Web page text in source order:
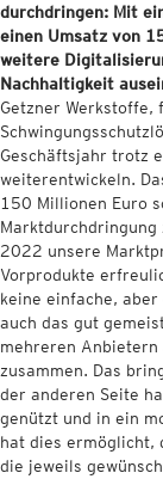
durchdringen: Mit
einen Umsatz von
weitere
Nachhaltigkeit
Getzner Werkstoffe,
Geschäftsjahr trotz
weiterentwickeln.
150 Millionen Euro
Marktdurchdringung
2022 unsere
Vorprodukte
keine einfache,
auch das gut
mehreren
zusammen. Das
der anderen Seite
genützt und in ein
hat dies ermöglicht,
die jeweils